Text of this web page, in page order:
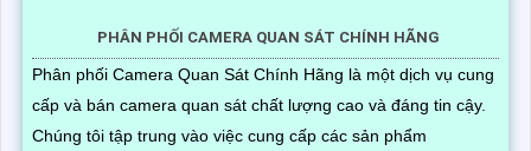
PHÂN PHỐI CAMERA QUAN SÁT CHÍNH HÃNG
Phân phối Camera Quan Sát Chính Hãng là một dịch vụ cung
cấp và bán camera quan sát chất lượng cao và đáng tin cậy.
Chúng tôi tập trung vào việc cung cấp các sản phẩm